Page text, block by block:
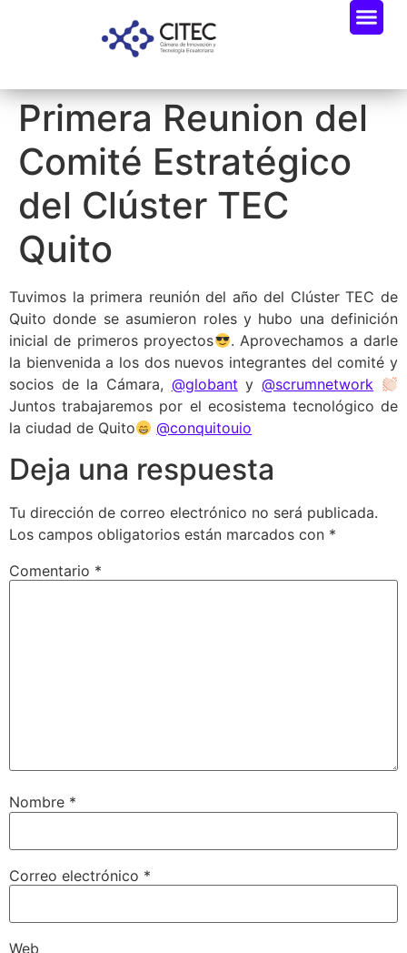
Primera Reunion del
Comité Estratégico
del Clúster TEC
Quito
Tuvimos la primera reunión del año del Clúster TEC de
Quito donde se asumieron roles y hubo una definición
inicial de primeros proyectos
. Aprovechamos a darle
la bienvenida a los dos nuevos integrantes del comité y
socios de la Cámara, @globant y@scrumnetwork
Juntos trabajaremos por el ecosistema tecnológico de
la ciudad de Quito
@conquitouio
Deja una respuesta
Tu dirección de correo electrónico no será publicada.
Los campos obligatorios están marcados con *
Comentario *
Nombre *
Correo electrónico *
Web